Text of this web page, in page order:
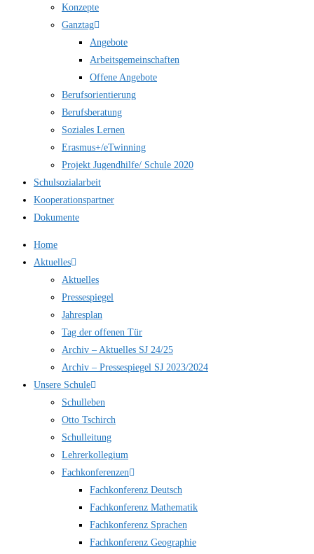
Konzepte
Ganztag
Angebote
Arbeitsgemeinschaften
Offene Angebote
Berufsorientierung
Berufsberatung
Soziales Lernen
Erasmus+/eTwinning
Projekt Jugendhilfe/ Schule 2020
Schulsozialarbeit
Kooperationspartner
Dokumente
Home
Aktuelles
Aktuelles
Pressespiegel
Jahresplan
Tag der offenen Tür
Archiv – Aktuelles SJ 24/25
Archiv – Pressespiegel SJ 2023/2024
Unsere Schule
Schulleben
Otto Tschirch
Schulleitung
Lehrerkollegium
Fachkonferenzen
Fachkonferenz Deutsch
Fachkonferenz Mathematik
Fachkonferenz Sprachen
Fachkonferenz Geographie